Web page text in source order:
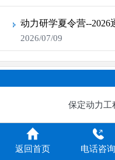
动力研学夏令营--2026
2026/07/09
保定动力工
返回首页 电话咨询